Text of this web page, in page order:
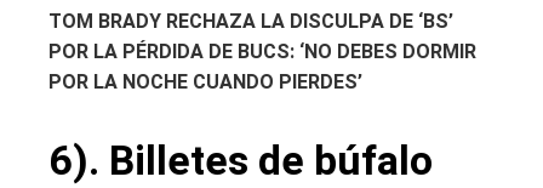
TOM BRADY RECHAZA LA DISCULPA DE ‘BS’
POR LA PÉRDIDA DE BUCS: ‘NO DEBES DORMIR
POR LA NOCHE CUANDO PIERDES’
6). Billetes de búfalo